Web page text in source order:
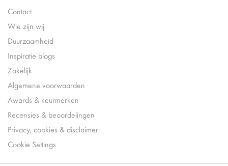
Contact
Wie zijn wij
Duurzaamheid
Inspiratie blogs
Zakelijk
Algemene voorwaarden
Awards & keurmerken
Recensies & beoordelingen
Privacy, cookies & disclaimer
Cookie Settings